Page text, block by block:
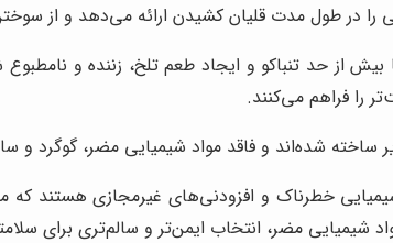
را در طول مدت قلیان کشیدن ارائه می‌دهد و از
از حد تنباکو و ایجاد طعم تلخ، زننده و
را فراهم می‌کنند.
ساخته شده‌اند و فاقد مواد شیمیایی مضر، گوگرد و
خطرناک و افزودنی‌های غیرمجازی هستند
شیمیایی مضر، انتخاب ایمن‌تر و سالم‌تری برای